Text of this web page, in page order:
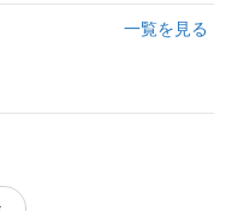
一覧を見る